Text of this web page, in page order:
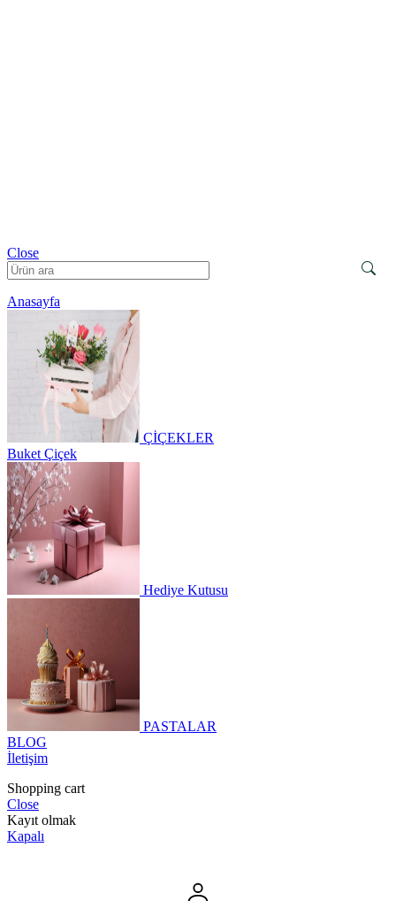
Close
Anasayfa
ÇİÇEKLER
Buket Çiçek
Hediye Kutusu
PASTALAR
BLOG
İletişim
Shopping cart
Close
Kayıt olmak
Kapalı